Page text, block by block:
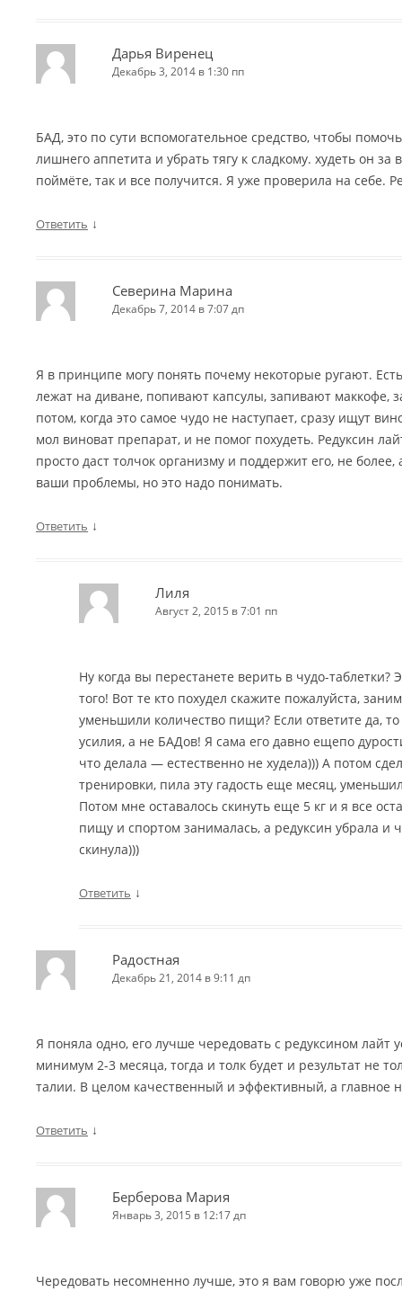
Дарья Виренец
Декабрь 3, 2014 в 1:30 пп
БАД, это по сути вспомогательное средство, чтобы
лишнего аппетита и убрать тягу к сладкому. худеть он за
поймёте, так и все получится. Я уже проверила на себе.
Ответить ↓
Северина Марина
Декабрь 7, 2014 в 7:07 дп
Я в принципе могу понять почему некоторые ругают.
лежат на диване, попивают капсулы, запивают маккофе,
потом, когда это самое чудо не наступает, сразу ищут
мол виноват препарат, и не помог похудеть. Редуксин
просто даст толчок организму и поддержит его, не
ваши проблемы, но это надо понимать.
Ответить ↓
Лиля
Август 2, 2015 в 7:01 пп
Ну когда вы перестанете верить в чудо-таблетки?
того! Вот те кто похудел скажите пожалуйста,
уменьшили количество пищи? Если ответите да,
усилия, а не БАДов! Я сама его давно ещепо
что делала — естественно не худела))) А потом
тренировки, пила эту гадость еще месяц,
Потом мне оставалось скинуть еще 5 кг и я все
пищу и спортом занималась, а редуксин убрала и
скинула)))
Ответить ↓
Радостная
Декабрь 21, 2014 в 9:11 дп
Я поняла одно, его лучше чередовать с редуксином лайт
минимум 2-3 месяца, тогда и толк будет и результат не
талии. В целом качественный и эффективный, а главное
Ответить ↓
Берберова Мария
Январь 3, 2015 в 12:17 дп
Чередовать несомненно лучше, это я вам говорю уже